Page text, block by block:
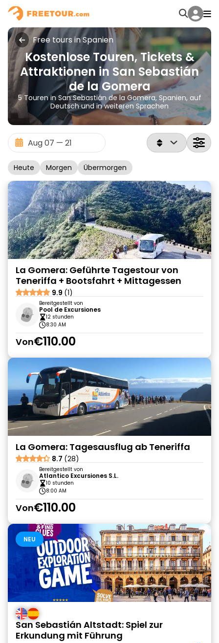
Free tours in Spanien
Kostenlose Touren, Tickets &
Attraktionen in San Sebastián
de la Gomera
5 Touren in San Sebastián de la Gomera, Spanien, auf
Deutsch und in weiteren Sprachen
Heute Morgen Übermorgen
La Gomera: Geführte Tagestour von
Teneriffa + Bootsfahrt + Mittagessen
9.9 (1)
Bereitgestellt von
Pool de Excursiones
12 stunden
8:30 AM
Von€110.00
La Gomera: Tagesausflug ab Teneriffa
8.7 (28)
Bereitgestellt von
Atlantico Excursiones S.L.
10 stunden
8:00 AM
Von€110.00
NEU
San Sebastián Altstadt: Spiel zur
Erkundung mit Führung